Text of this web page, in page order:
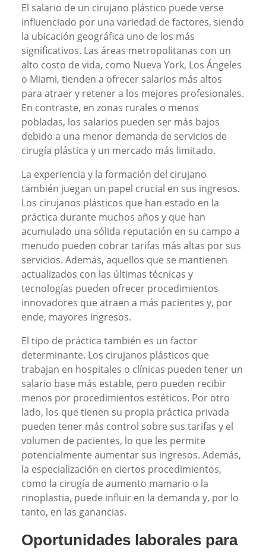
El salario de un cirujano plástico puede verse
influenciado por una variedad de factores, siendo
la ubicación geográfica uno de los más
significativos. Las áreas metropolitanas con un
alto costo de vida, como Nueva York, Los Ángeles
o Miami, tienden a ofrecer salarios más altos
para atraer y retener a los mejores profesionales.
En contraste, en zonas rurales o menos
pobladas, los salarios pueden ser más bajos
debido a una menor demanda de servicios de
cirugía plástica y un mercado más limitado.
La experiencia y la formación del cirujano
también juegan un papel crucial en sus ingresos.
Los cirujanos plásticos que han estado en la
práctica durante muchos años y que han
acumulado una sólida reputación en su campo a
menudo pueden cobrar tarifas más altas por sus
servicios. Además, aquellos que se mantienen
actualizados con las últimas técnicas y
tecnologías pueden ofrecer procedimientos
innovadores que atraen a más pacientes y, por
ende, mayores ingresos.
El tipo de práctica también es un factor
determinante. Los cirujanos plásticos que
trabajan en hospitales o clínicas pueden tener un
salario base más estable, pero pueden recibir
menos por procedimientos estéticos. Por otro
lado, los que tienen su propia práctica privada
pueden tener más control sobre sus tarifas y el
volumen de pacientes, lo que les permite
potencialmente aumentar sus ingresos. Además,
la especialización en ciertos procedimientos,
como la cirugía de aumento mamario o la
rinoplastia, puede influir en la demanda y, por lo
tanto, en las ganancias.
Oportunidades laborales para